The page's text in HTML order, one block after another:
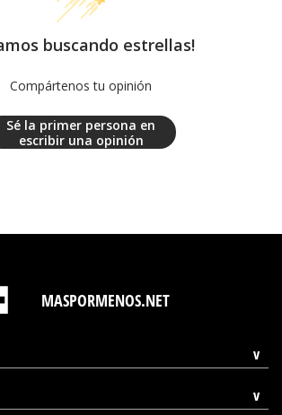
buscando estrellas!
Compártenos tu opinión
Sé la primer persona en
escribir una opinión
MASPORMENOS.NET